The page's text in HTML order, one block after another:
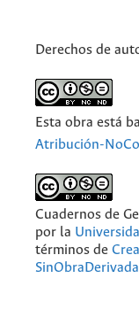
Derechos de
Esta obra está
Atribución-
Cuadernos de
por la
términos de